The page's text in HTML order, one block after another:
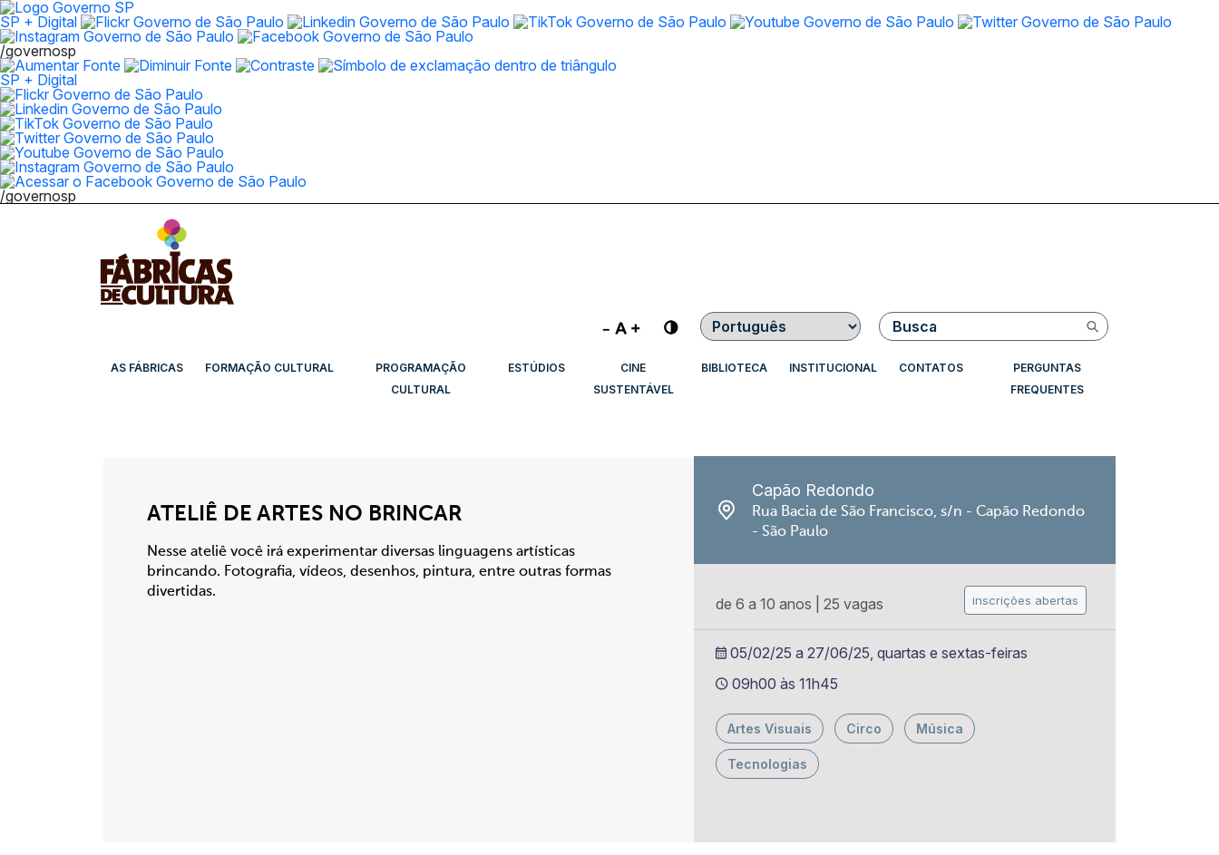
SP + Digital
/governosp
SP + Digital
/governosp
Contraste Buscar
AS FÁBRICAS FORMAÇÃO CULTURAL
PROGRAMAÇÃO
CULTURAL
ESTÚDIOS
CINE
SUSTENTÁVEL
BIBLIOTECA INSTITUCIONAL CONTATOS
PERGUNTAS
FREQUENTES
ATELIÊ DE ARTES NO BRINCAR
Nesse ateliê você irá experimentar diversas linguagens artísticas
brincando. Fotografia, vídeos, desenhos, pintura, entre outras formas
divertidas.
Capão Redondo
Rua Bacia de São Francisco, s/n - Capão Redondo
- São Paulo
de 6 a 10 anos 25 vagas inscrições abertas
05/02/25 a 27/06/25, quartas e sextas-feiras
09h00 às 11h45
Artes Visuais Circo Música
Tecnologias